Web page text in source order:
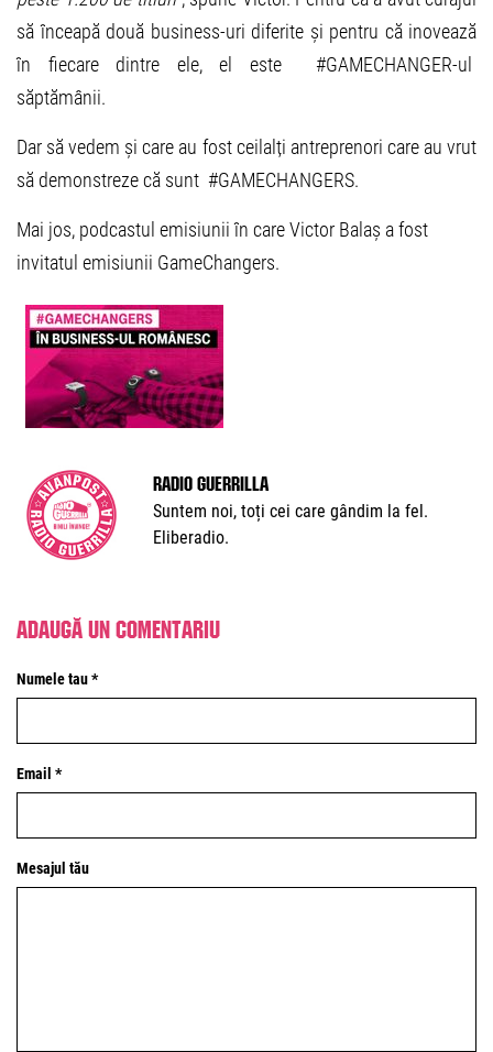
să înceapă două business-uri diferite și pentru că inovează
în fiecare dintre ele, el este #GAMECHANGER-ul
săptămânii.
Dar să vedem și care au fost ceilalți antreprenori care au vrut
să demonstreze că sunt #GAMECHANGERS.
Mai jos, podcastul emisiunii în care Victor Balaș a fost
invitatul emisiunii GameChangers.
Radio Guerrilla
Suntem noi, toți cei care gândim la fel.
Eliberadio.
Adaugă un comentariu
Numele tau *
Email *
Mesajul tău